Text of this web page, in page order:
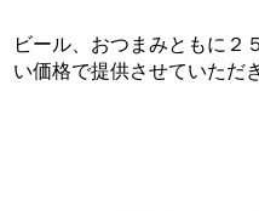
ビール、おつまみともに２
い価格で提供させていただ